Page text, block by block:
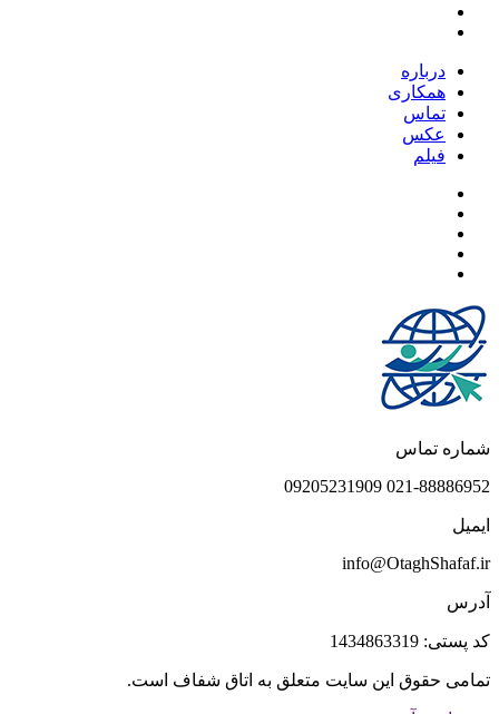
درباره
همکاری
تماس
عکس
فیلم
شماره تماس
021-88886952 09205231909
ایمیل
info@OtaghShafaf.ir
آدرس
کد پستی: 1434863319
تمامی حقوق این سایت متعلق به اتاق شفاف است.